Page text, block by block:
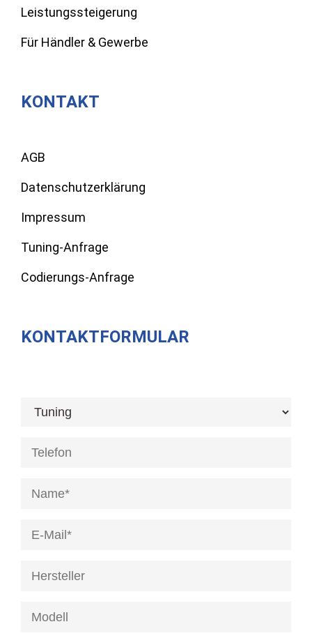
Leistungssteigerung
Für Händler & Gewerbe
KONTAKT
AGB
Datenschutzerklärung
Impressum
Tuning-Anfrage
Codierungs-Anfrage
KONTAKTFORMULAR